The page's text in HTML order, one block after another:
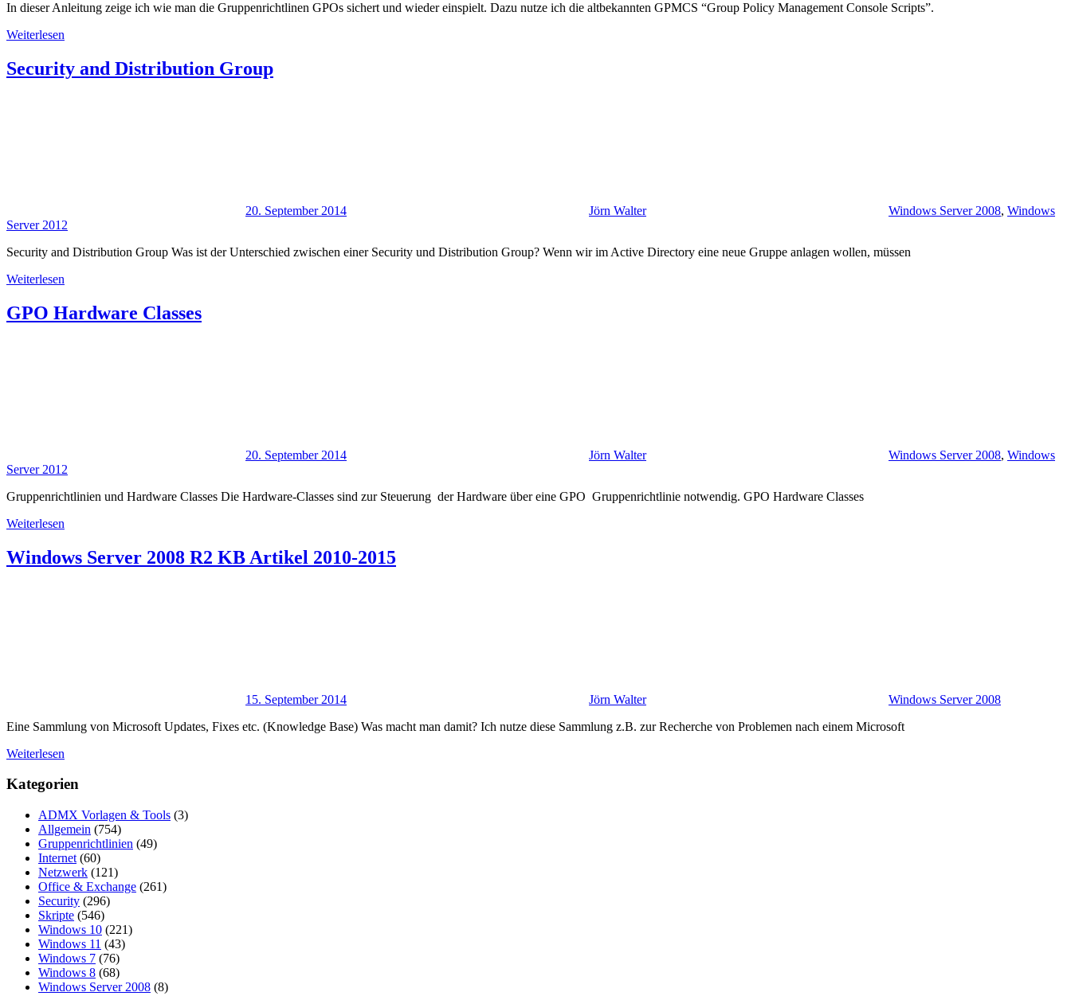
In dieser Anleitung zeige ich wie man die Gruppenrichtlinen GPOs sichert und wieder einspielt. Dazu nutze ich die altbekannten GPMCS “Group Policy Management Console Scripts”.
Weiterlesen
Security and Distribution Group
20. September 2014 Jörn Walter Windows Server 2008, Windows
Server 2012
Security and Distribution Group Was ist der Unterschied zwischen einer Security und Distribution Group? Wenn wir im Active Directory eine neue Gruppe anlagen wollen, müssen
Weiterlesen
GPO Hardware Classes
20. September 2014 Jörn Walter Windows Server 2008, Windows
Server 2012
Gruppenrichtlinien und Hardware Classes Die Hardware-Classes sind zur Steuerung der Hardware über eine GPO Gruppenrichtlinie notwendig. GPO Hardware Classes
Weiterlesen
Windows Server 2008 R2 KB Artikel 2010-2015
15. September 2014 Jörn Walter
Windows Server 2008
Eine Sammlung von Microsoft Updates, Fixes etc. (Knowledge Base) Was macht man damit? Ich nutze diese Sammlung z.B. zur Recherche von Problemen nach einem Microsoft
Weiterlesen
Kategorien
ADMX Vorlagen & Tools (3)
Allgemein (754)
Gruppenrichtlinien (49)
Internet (60)
Netzwerk (121)
Office & Exchange (261)
Security (296)
Skripte (546)
Windows 10 (221)
Windows 11 (43)
Windows 7 (76)
Windows 8 (68)
Windows Server 2008 (8)